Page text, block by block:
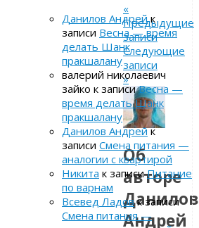
«
Предыдущие
записи
Следующие
записи
»
Об
авторе
Данилов
Андрей
Данилов Андрейк
записи Весна — время
делать Шанк
пракшалану
валерий николаевич
зайко к записиВесна —
время делать Шанк
пракшалану
Данилов Андрейк
записи Смена питания —
аналогии с квартирой
Никита к записиПитание
по варнам
Всевед Ладовк записи
Смена питания —